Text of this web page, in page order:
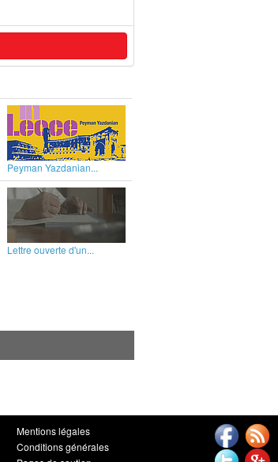
Peyman Yazdanian...
Lettre ouverte d'un...
Mentions légales
Conditions générales